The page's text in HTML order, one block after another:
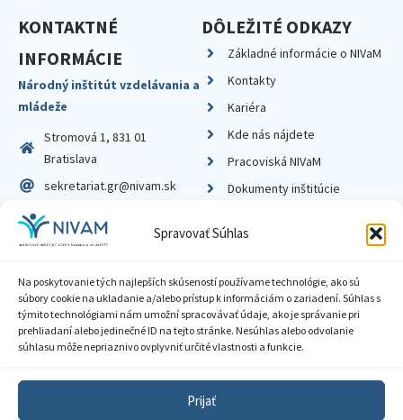
Spravovať Súhlas
Na poskytovanie tých najlepších skúseností používame technológie, ako sú
súbory cookie na ukladanie a/alebo prístup k informáciám o zariadení. Súhlas s
týmito technológiami nám umožní spracovávať údaje, ako je správanie pri
prehliadaní alebo jedinečné ID na tejto stránke. Nesúhlas alebo odvolanie
súhlasu môže nepriaznivo ovplyvniť určité vlastnosti a funkcie.
Prijať
KONTAKTNÉ
INFORMÁCIE
Národný inštitút vzdelávania a
mládeže
Stromová 1, 831 01
Bratislava
sekretariat.gr@nivam.sk
IČO: 00164348
DIČ: 2020798714
DÔLEŽITÉ ODKAZY
Základné informácie o NIVaM
Kontakty
Kariéra
Kde nás nájdete
Pracoviská NIVaM
Dokumenty inštitúcie
Zásady ochrany súkromia
Sprístupnenie informácií